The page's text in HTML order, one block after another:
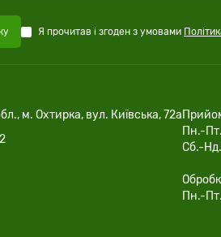
Я прочитав і згоден з умовами
м. Охтирка, вул. Київська, 72а
Пн.-
Сб.-
Пн.-